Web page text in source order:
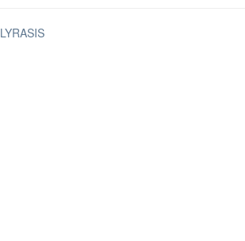
LYRASIS